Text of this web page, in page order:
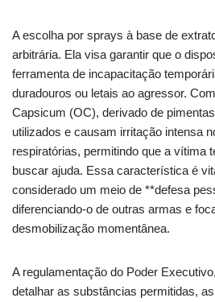
A escolha por sprays à base de
arbitrária. Ela visa garantir que o
ferramenta de incapacitação
duradouros ou letais ao agressor.
Capsicum (OC), derivado de
utilizados e causam irritação intensa
respiratórias, permitindo que a vítima
buscar ajuda. Essa característica é
considerado um meio de **defesa
diferenciando-o de outras armas e
desmobilização momentânea.
A regulamentação do Poder
detalhar as substâncias permitidas,